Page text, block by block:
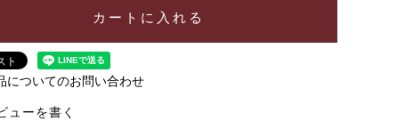
カートに入れる
についてのお問い合わせ
ューを書く